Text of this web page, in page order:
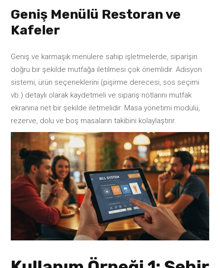
Geniş Menülü Restoran ve
Kafeler
Geniş ve karmaşık menülere sahip işletmelerde, siparişin
doğru bir şekilde mutfağa iletilmesi çok önemlidir. Adisyon
sistemi, ürün seçeneklerini (pişirme derecesi, sos seçimi
vb.) detaylı olarak kaydetmeli ve sipariş notlarını mutfak
ekranına net bir şekilde iletmelidir. Masa yönetimi modülü,
rezerve, dolu ve boş masaların takibini kolaylaştırır.